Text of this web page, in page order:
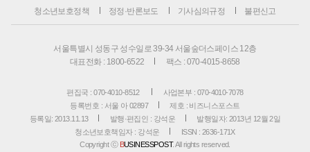
청소년보호정책 정정·반론보도 기사심의규정 불편신고
서울특별시 성동구 성수일로 39-34 서울숲더스페이스 12층
대표전화 : 1800-6522
팩스 : 070-4015-8658
편집국 : 070-4010-8512
사업본부 : 070-4010-7078
등록번호 : 서울 아 02897
제호 : 비즈니스포스트
등록일: 2013.11.13
발행·편집인 : 강석운
발행일자: 2013년 12월 2일
청소년보호책임자 : 강석운
ISSN : 2636-171X
Copyright ⓒ BUSINESSPOST. All rights reserved.